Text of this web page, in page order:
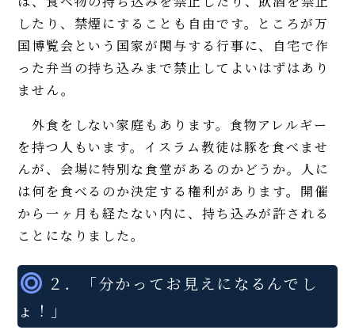
したり、禁煙にすることも自由です。ところが万
国博覧会という国家が関与する行事に、自宅で作
った弁当の持ち込みまで禁止してよいはずはあり
ません。
外食をしない家庭もあります。食物アレルギー
を持つ人もいます。イスラム教徒は豚を食べませ
んが、会場に特別な食堂があるのかどうか。人に
は何を食べるのか決定する権利があります。開催
から一ヶ月も経たない内に、持ち込みが許される
ことになりました。
２．「分かってお見えになるんでし
ょ！」